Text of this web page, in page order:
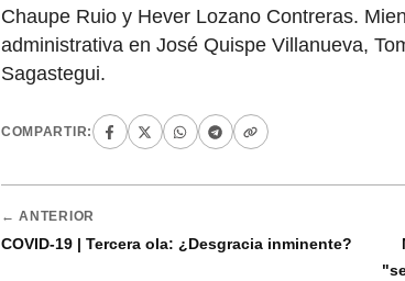
Chaupe Ruio y Hever Lozano Contreras.
administrativa en José Quispe Villanueva,
Sagastegui.
COMPARTIR:
← ANTERIOR
COVID-19 | Tercera ola: ¿Desgracia inminente?